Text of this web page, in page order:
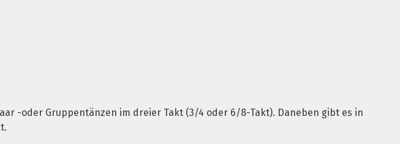
-oder Gruppentänzen im dreier Takt (3/4 oder 6/8-Takt). Daneben gibt es in